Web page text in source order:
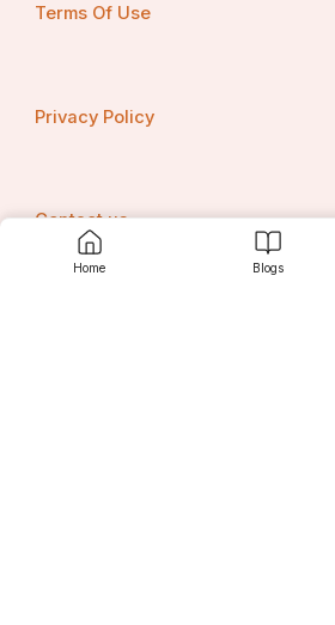
Home Blogs
Terms Of Use
Privacy Policy
Contact us